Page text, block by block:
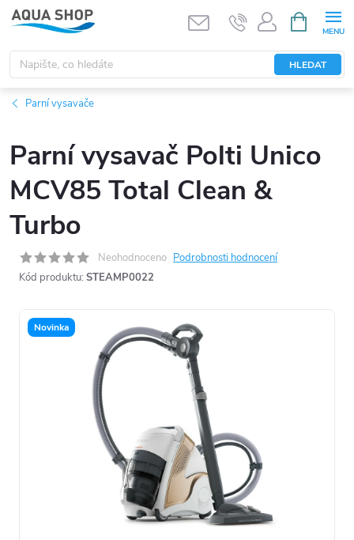
Přejít
na
obsah
HLEDAT
NÁKUPNÍ
KOŠÍK
Parní vysavače
Parní vysavač Polti Unico
MCV85 Total Clean &
Turbo
Neohodnoceno Podrobnosti hodnocení
Kód produktu: STEAMP0022
Novinka